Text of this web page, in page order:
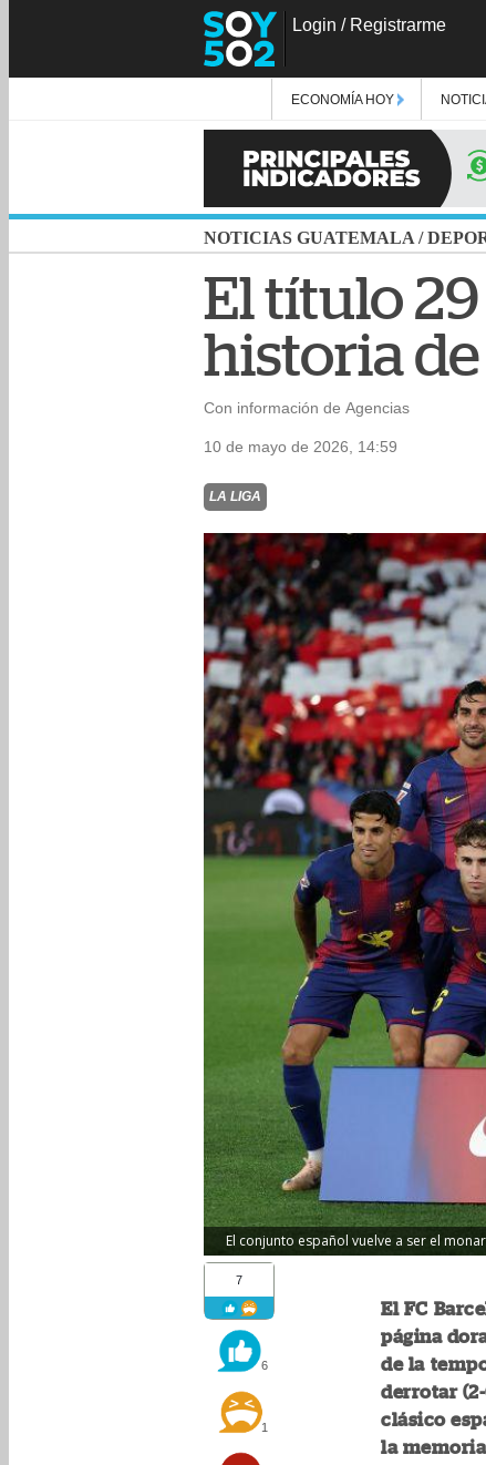
Login / Registrarme
ECONOMÍA HOY
NOTICIAS GUATEMALA /
El título
historia
Con información de Agencias
10 de mayo de 2026, 14:59
LA LIGA
El conjunto español vuelve a ser el
7
6
1
El FC
página
de la
derrotar
clásico
la